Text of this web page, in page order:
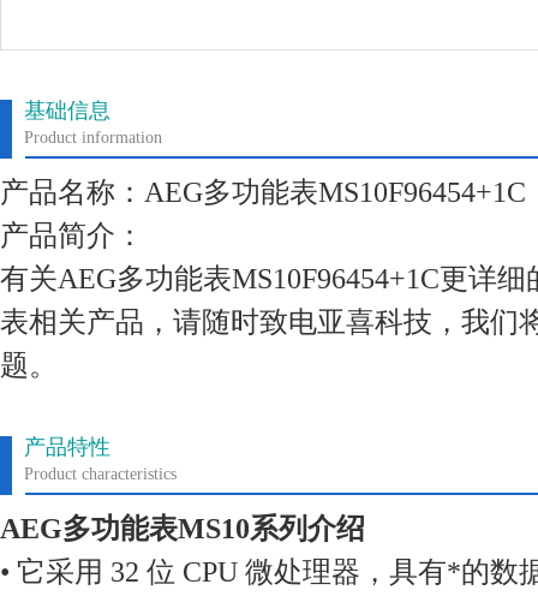
基础信息
Product information
产品名称：AEG多功能表MS10F96454+1C
产品简介：
有关AEG多功能表MS10F96454+1C更详
表相关产品，请随时致电亚喜科技，我们
题。
产品特性
Product characteristics
AEG多功能表MS10系列介绍
• 它采用 32 位 CPU 微处理器，具有*的数